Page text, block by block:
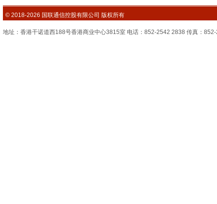
© 2018-2026 国联通信控股有限公司 版权所有
地址：香港干诺道西188号香港商业中心3815室 电话：852-2542 2838 传真：